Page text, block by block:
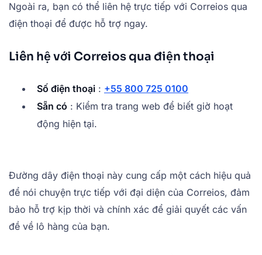
Ngoài ra, bạn có thể liên hệ trực tiếp với Correios qua
điện thoại để được hỗ trợ ngay.
Liên hệ với Correios qua điện thoại
Số điện thoại : +55 800 725 0100
Sẵn có : Kiểm tra trang web để biết giờ hoạt
động hiện tại.
Đường dây điện thoại này cung cấp một cách hiệu quả
để nói chuyện trực tiếp với đại diện của Correios, đảm
bảo hỗ trợ kịp thời và chính xác để giải quyết các vấn
đề về lô hàng của bạn.